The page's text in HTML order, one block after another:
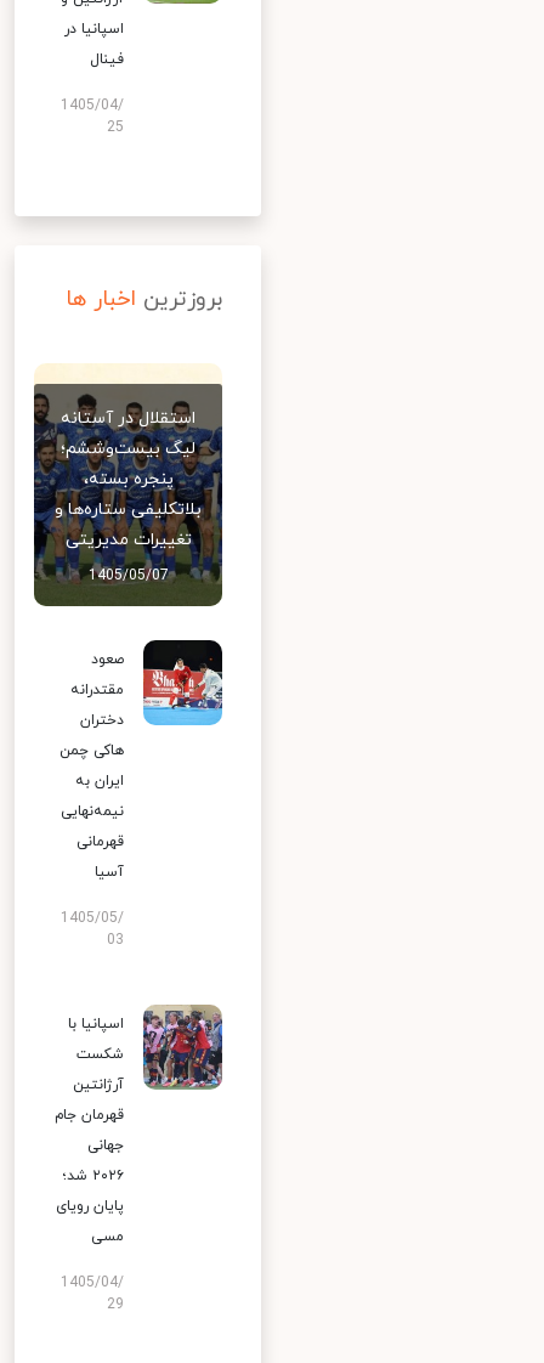
اسپانیا در
فینال
1405/04/
25
بروزترین اخبار ها
استقلال در آستانه
لیگ بیست‌وششم؛
پنجره بسته،
بلاتکلیفی ستاره‌ها و
تغییرات مدیریتی
1405/05/07
صعود
مقتدرانه
دختران
هاکی چمن
ایران به
نیمه‌نهایی
قهرمانی
آسیا
1405/05/
03
اسپانیا با
شکست
آرژانتین
قهرمان جام
جهانی
۲۰۲۶ شد؛
پایان رویای
مسی
1405/04/
29